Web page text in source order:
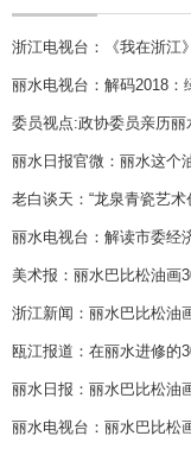
委员视点:政协委员亲历丽
老白谈天：“龙泉青瓷艺
美术报：丽水巴比松油画